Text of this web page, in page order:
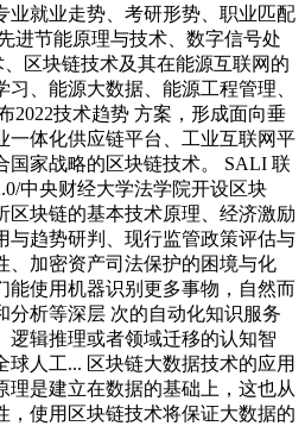
业就业走势、考研形势、职业匹配
进节能原理与技术、数字信号处
区块链技术及其在能源互联网的
、能源大数据、能源工程管理、
2022技术趋势 方案，形成面向垂
一体化供应链平台、工业互联网平
国家战略的区块链技术。 SALI 联
中央财经大学法学院开设区块
区块链的基本技术原理、经济激励
与趋势研判、现行监管政策评估与
、加密资产司法保护的困境与化
能使用机器识别更多事物，自然而
分析等深层 次的自动化知识服务
逻辑推理或者领域迁移的认知智
人工... 区块链大数据技术的应用
理是建立在数据的基础上，这也从
，使用区块链技术将保证大数据的